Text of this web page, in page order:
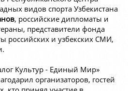
видов спорта Узбекистана
, российские дипломаты и
представители фонда
российских и узбекских СМИ,
Культур - Единый Мир»
организаторов, гостей